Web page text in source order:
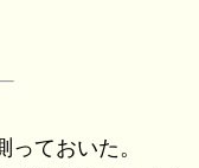
ておいた。